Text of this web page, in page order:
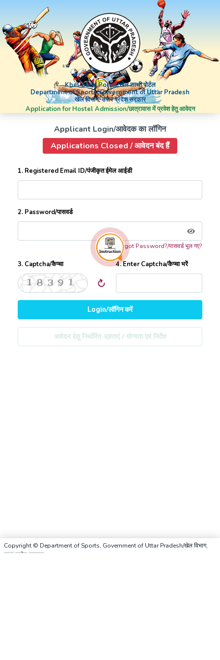
Khel Sathi Portal/खेल साथी पोर्टल
Department of Sports, Government of Uttar Pradesh
खेल विभाग, उत्तर प्रदेश सरकार
Application for Hostel Admission/छात्रावास में प्रवेश हेतु आवेदन
Applicant Login/आवेदक का लॉगिन
Applications Closed / आवेदन बंद हैं
1. Registered Email ID/पंजीकृत ईमेल आईडी
2. Password/पासवर्ड
Forgot Password?/पासवर्ड भूल गए?
3. Captcha/कैप्चा
18391
4. Enter Captcha/कैप्चा भरें
Login/लॉगिन करें
आवेदन हेतु निर्धारित अ्हताएं / योग्यता एवं निर्देश
Copyright © Department of Sports, Government of Uttar Pradesh/खेल विभाग,
उत्तर प्रदेश सरकार